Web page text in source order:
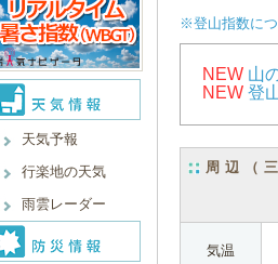
天気予報
行楽地の天気
雨雲レーダー
※登山指数につ
NEW 山
NEW 登
周辺（
気温